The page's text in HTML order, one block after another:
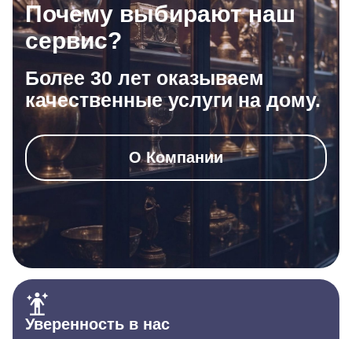
Почему выбирают наш
сервис?
Более 30 лет оказываем
качественные услуги на дому.
О Компании
Уверенность в нас